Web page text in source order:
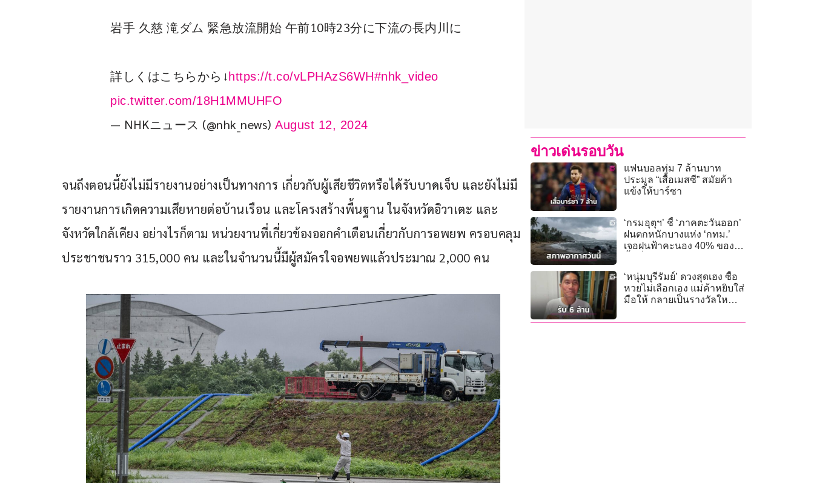
岩手 久慈 滝ダム 緊急放流開始 午前10時23分に下流の長内川に
詳しくはこちらから↓ https://t.co/vLPHAzS6WH#nhk_video
pic.twitter.com/18H1MMUHFO
— NHKニュース (@nhk_news) August 12, 2024
จนถึงตอนนี้ยังไม่มีรายงานอย่างเป็นทางการ เกี่ยวกับผู้เสียชีวิตหรือได้รับบาดเจ็บ และยังไม่มี
รายงานการเกิดความเสียหายต่อบ้านเรือน และโครงสร้างพื้นฐาน ในจังหวัดอิวาเตะ และ
จังหวัดใกล้เคียง อย่างไรก็ตาม หน่วยงานที่เกี่ยวข้องออกคำเตือนเกี่ยวกับการอพยพ ครอบคลุม
ประชาชนราว 315,000 คน และในจำนวนนี้มีผู้สมัครใจอพยพแล้วประมาณ 2,000 คน
ข่าวเด่นรอบวัน
แฟนบอลทุ่ม 7 ล้านบาท
ประมูล “เสื้อเมสซี” สมัยค้า
แข้งให้บาร์ซา
‘กรมอุตุฯ’ ชี้ ‘ภาคตะวันออก’
ฝนตกหนักบางแห่ง ‘กทม.’
เจอฝนฟ้าคะนอง 40% ของ
‘หนุ่มบุรีรัมย์’ ดวงสุดเฮง ซื้อ
หวยไม่เลือกเอง แม่ค้าหยิบใส่
มือให้ กลายเป็นรางวัลใหญ่